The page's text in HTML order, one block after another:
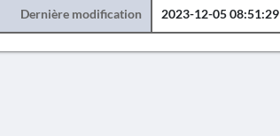
Dernière modification 2023-12-05 08:51:29